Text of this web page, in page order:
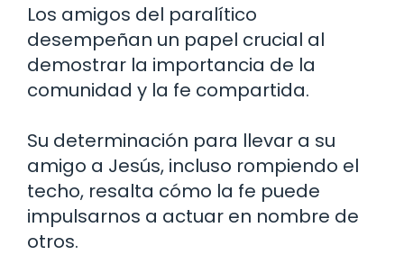
Los amigos del paralítico
desempeñan un papel crucial al
demostrar la importancia de la
comunidad y la fe compartida.
Su determinación para llevar a su
amigo a Jesús, incluso rompiendo el
techo, resalta cómo la fe puede
impulsarnos a actuar en nombre de
otros.